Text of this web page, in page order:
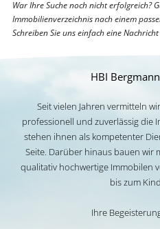
War Ihre Suche noch nicht erfolgreich?
Immobilienverzeichnis nach einem
Schreiben Sie uns einfach eine
HBI
Seit vielen Jahren vermitteln
professionell und zuverlässig die
stehen ihnen als kompetenter
Seite. Darüber hinaus bauen wir
qualitativ hochwertige Immobilen
bis zum
Ihre